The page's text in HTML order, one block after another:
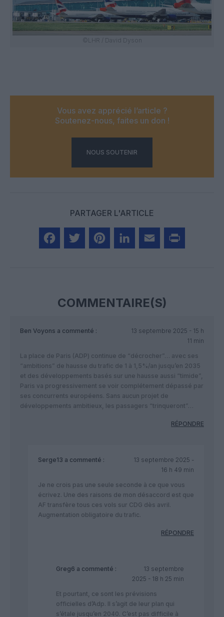
©LHR / David Dyson
Vous avez apprécié l’article ?
Soutenez-nous, faites un don !
NOUS SOUTENIR
PARTAGER L'ARTICLE
COMMENTAIRE(S)
Ben Voyons a commenté :
13 septembre 2025 - 15 h
11 min
La place de Paris (ADP) continue de “décrocher”… avec ses
“ambitions” de hausse du trafic de 1 à 1,5%/an jusqu’en 2035
et des développements basés sur une hausse aussi “timide”,
Paris va progressivement se voir complétement dépassé par
ses concurrents européens. Sans aucun projet de
développements ambitieux, les passagers “trinqueront”…
RÉPONDRE
Serge13 a commenté :
13 septembre 2025 -
16 h 49 min
Je ne crois pas une seule seconde à ce que vous
écrivez. Une des raisons de mon désaccord est que
AF transfère tous ces vols sur CDG dès avril.
Augmentation obligatoire du trafic.
RÉPONDRE
Greg6 a commenté :
13 septembre
2025 - 18 h 25 min
Et pourtant, ce sont les prévisions
officielles d’Adp. Il s’agit de leur plan qui
s’étale jusqu’en 2040. C’est pas difficile à